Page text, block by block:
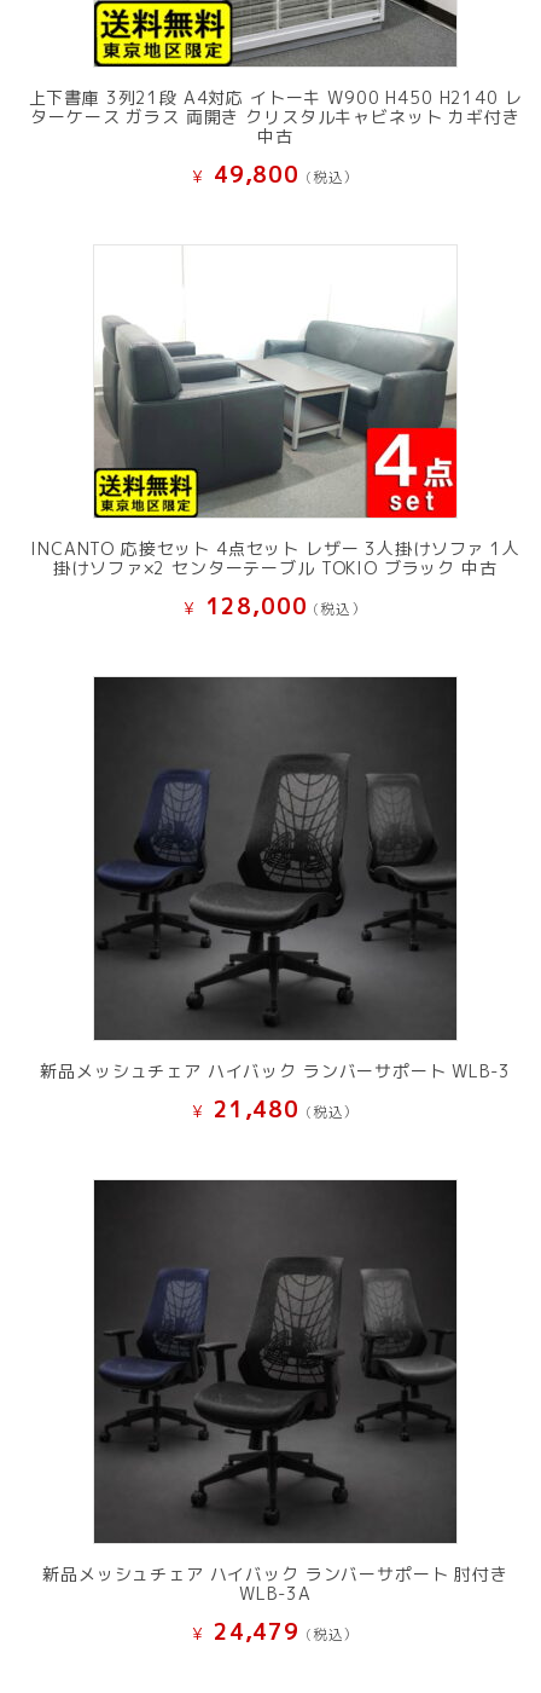
上下書庫 3列21段 A4対応 イトーキ W900 H450 H2140 レ
ターケース ガラス 両開き クリスタルキャビネット カギ付き
中古
¥ 49,800 (税込）
INCANTO 応接セット 4点セット レザー 3人掛けソファ 1人
掛けソファ×2 センターテーブル TOKIO ブラック 中古
¥ 128,000 (税込）
新品メッシュチェア ハイバック ランバーサポート WLB-3
¥ 21,480 (税込）
新品メッシュチェア ハイバック ランバーサポート 肘付き
WLB-3A
¥ 24,479 (税込）